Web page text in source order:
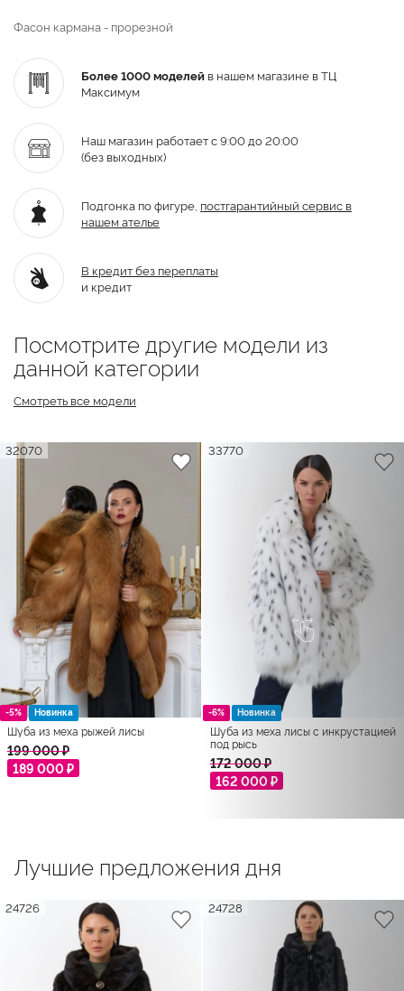
Фасон кармана - прорезной
Более 1000 моделей в нашем магазине в ТЦ
Максимум
Наш магазин работает с 9:00 до 20:00
(без выходных)
Подгонка по фигуре, постгарантийный сервис в
нашем ателье
В кредит без переплаты
и кредит
Посмотрите другие модели из
данной категории
Смотреть все модели
-5% Новинка
32070
Шуба из меха рыжей лисы
199 000 ₽
189 000 ₽
-6% Новинка
33770
Шуба из меха лисы с инкрустацией
под рысь
172 000 ₽
162 000 ₽
Лучшие предложения дня
24726 24728